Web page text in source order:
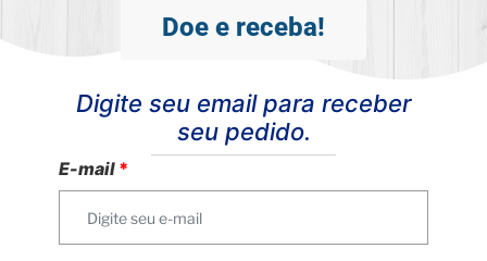
Doe e receba!
Digite seu email para receber
seu pedido.
E-mail *